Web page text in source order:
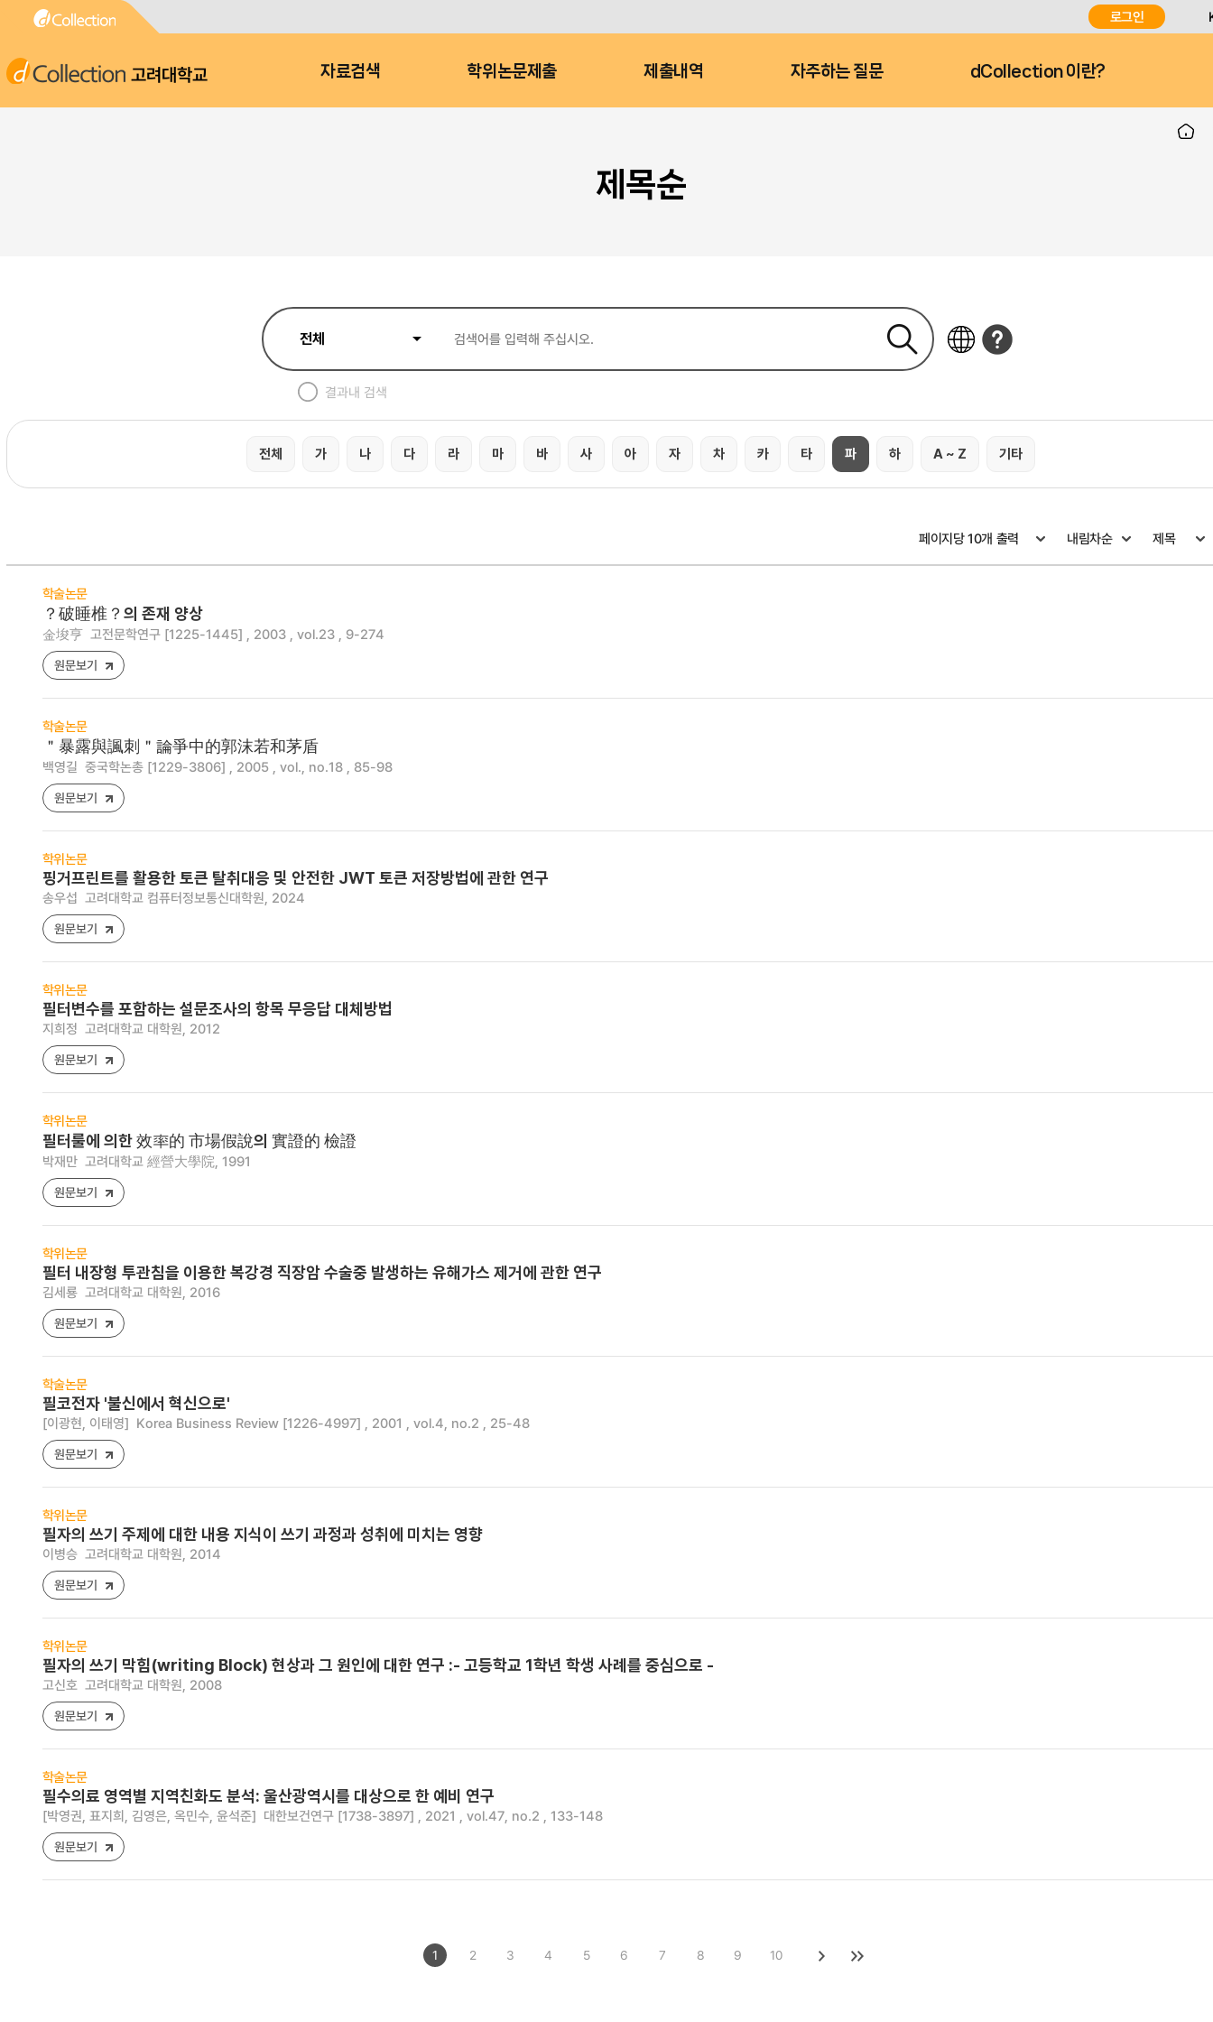
로그인
고려대학교 자료검색 학위논문제출 제출내역 자주하는 질문 dCollection 이란?
제목순
결과내 검색
전체 가 나 다 라 마 바 사 아 자 차 카 타 파 하 A ~ Z 기타
학술논문
？破睡椎？의 존재 양상
金埈亨 고전문학연구 [1225-1445] , 2003 , vol.23 , 9-274
원문보기
학술논문
＂暴露與諷刺＂論爭中的郭沫若和茅盾
백영길 중국학논총 [1229-3806] , 2005 , vol., no.18 , 85-98
원문보기
학위논문
핑거프린트를 활용한 토큰 탈취대응 및 안전한 JWT 토큰 저장방법에 관한 연구
송우섭 고려대학교 컴퓨터정보통신대학원, 2024
원문보기
학위논문
필터변수를 포함하는 설문조사의 항목 무응답 대체방법
지희정 고려대학교 대학원, 2012
원문보기
학위논문
필터룰에 의한 效率的 市場假說의 實證的 檢證
박재만 고려대학교 經營大學院, 1991
원문보기
학위논문
필터 내장형 투관침을 이용한 복강경 직장암 수술중 발생하는 유해가스 제거에 관한 연구
김세룡 고려대학교 대학원, 2016
원문보기
학술논문
필코전자 '불신에서 혁신으로'
[이광현, 이태영] Korea Business Review [1226-4997] , 2001 , vol.4, no.2 , 25-48
원문보기
학위논문
필자의 쓰기 주제에 대한 내용 지식이 쓰기 과정과 성취에 미치는 영향
이병승 고려대학교 대학원, 2014
원문보기
학위논문
필자의 쓰기 막힘(writing Block) 현상과 그 원인에 대한 연구 :- 고등학교 1학년 학생 사례를 중심으로 -
고신호 고려대학교 대학원, 2008
원문보기
학술논문
필수의료 영역별 지역친화도 분석: 울산광역시를 대상으로 한 예비 연구
[박영권, 표지희, 김영은, 옥민수, 윤석준] 대한보건연구 [1738-3897] , 2021 , vol.47, no.2 , 133-148
원문보기
1 2 3 4 5 6 7 8 9 10